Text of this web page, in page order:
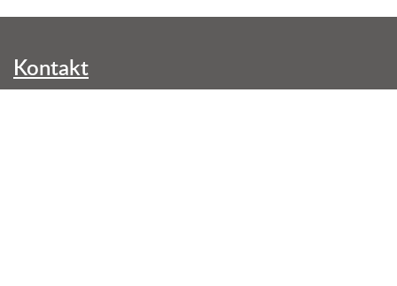
Kontakt
NVC Brno, z. s.